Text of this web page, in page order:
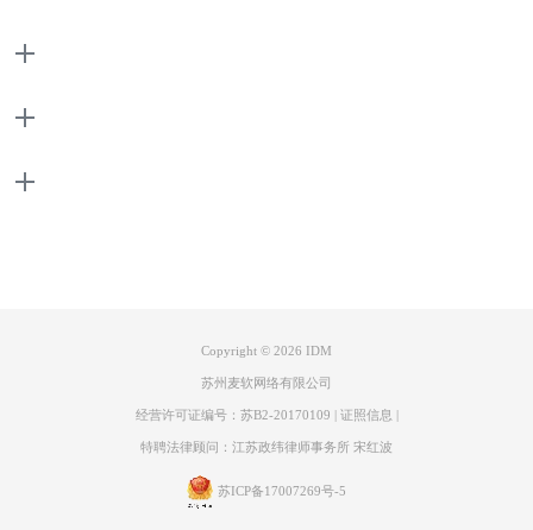
型】弹窗，在弹窗内输入文件格式类型，添加文件类型后，再使用浏览器
Copyright © 2026 IDM
苏州麦软网络有限公司
经营许可证编号：苏B2-20170109 证照信息
特聘法律顾问：江苏政纬律师事务所 宋红波
苏ICP备17007269号-5